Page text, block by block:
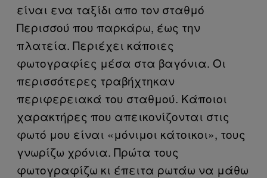
είναι ενα ταξίδι απο τον σταθμό
Περισσού που παρκάρω, έως την
πλατεία. Περιέχει κάποιες
φωτογραφίες μέσα στα βαγόνια. Οι
περισσότερες τραβήχτηκαν
περιφερειακά του σταθμού. Κάποιοι
χαρακτήρες που απεικονίζονται στις
φωτό μου είναι «μόνιμοι κάτοικοι», τους
γνωρίζω χρόνια. Πρώτα τους
φωτογραφίζω κι έπειτα ρωτάω να μάθω